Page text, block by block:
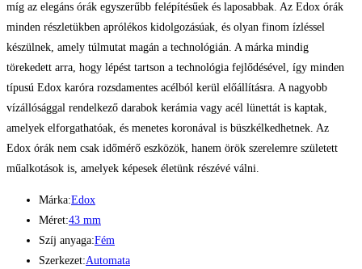
míg az elegáns órák egyszerűbb felépítésűek és laposabbak. Az Edox órák
minden részletükben aprólékos kidolgozásúak, és olyan finom ízléssel
készülnek, amely túlmutat magán a technológián. A márka mindig
törekedett arra, hogy lépést tartson a technológia fejlődésével, így minden
típusú Edox karóra rozsdamentes acélból kerül előállításra. A nagyobb
vízállósággal rendelkező darabok kerámia vagy acél lünettát is kaptak,
amelyek elforgathatóak, és menetes koronával is büszkélkedhetnek. Az
Edox órák nem csak időmérő eszközök, hanem örök szerelemre született
műalkotások is, amelyek képesek életünk részévé válni.
Márka:Edox
Méret:43 mm
Szíj anyaga:Fém
Szerkezet:Automata